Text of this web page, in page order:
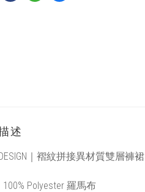
述
｜ 褶紋拼接異材質雙層褲裙
100% Polyester 羅馬布